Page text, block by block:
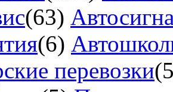
(63)
(6)
перевозки